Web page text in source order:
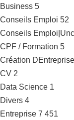
Business 5
Conseils Emploi 52
Conseils
CPF / Formation 5
Création DEntreprise
CV 2
Data Science 1
Divers 4
Entreprise 7 451